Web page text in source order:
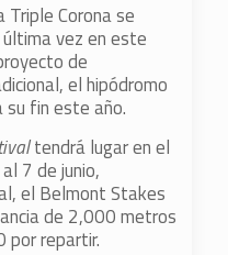
Corona se
vez en este
de
el hipódromo
su fin este año.
tendrá lugar en el
7 de junio,
el Belmont Stakes
de 2,000 metros
por repartir.